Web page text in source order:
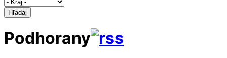
Hľadaj
Podhorany